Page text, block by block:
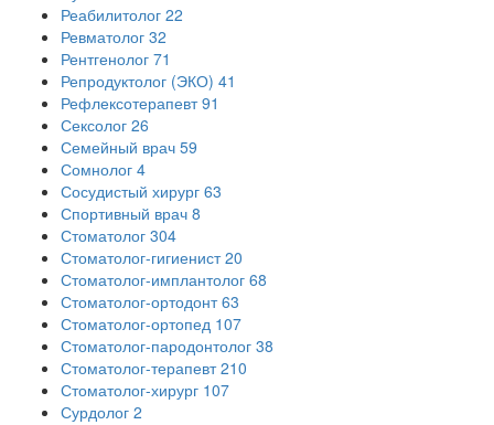
Реабилитолог 22
Ревматолог 32
Рентгенолог 71
Репродуктолог (ЭКО) 41
Рефлексотерапевт 91
Сексолог 26
Семейный врач 59
Сомнолог 4
Сосудистый хирург 63
Спортивный врач 8
Стоматолог 304
Стоматолог-гигиенист 20
Стоматолог-имплантолог 68
Стоматолог-ортодонт 63
Стоматолог-ортопед 107
Стоматолог-пародонтолог 38
Стоматолог-терапевт 210
Стоматолог-хирург 107
Сурдолог 2